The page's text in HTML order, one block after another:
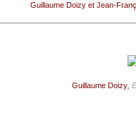
Guillaume Doizy et Jean-
Guillaume Doizy,